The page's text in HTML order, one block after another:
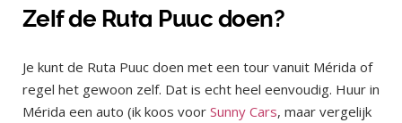
Zelf de Ruta Puuc doen?
Je kunt de Ruta Puuc doen met een tour vanuit Mérida of
regel het gewoon zelf. Dat is echt heel eenvoudig. Huur in
Mérida een auto (ik koos voor Sunny Cars, maar vergelijk